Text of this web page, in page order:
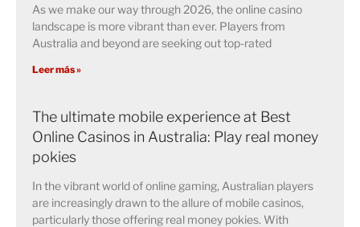
As we make our way through 2026, the online casino
landscape is more vibrant than ever. Players from
Australia and beyond are seeking out top-rated
Leer más »
The ultimate mobile experience at Best
Online Casinos in Australia: Play real money
pokies
In the vibrant world of online gaming, Australian players
are increasingly drawn to the allure of mobile casinos,
particularly those offering real money pokies. With